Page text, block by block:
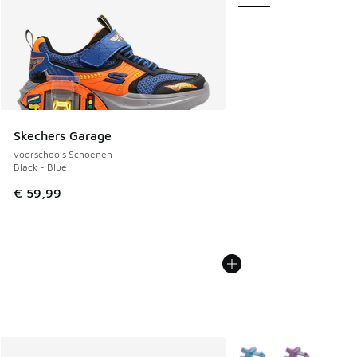
Skechers Garage
voorschools Schoenen
Black - Blue
€ 59,99
Meer kleuren